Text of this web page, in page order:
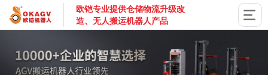
欧铠专业提供仓储物流升级改
造、无人搬运机器人产品